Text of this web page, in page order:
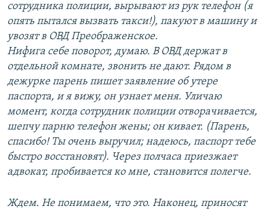
сотрудника полиции, вырывают из рук телефон (я
опять пытался вызвать такси!), пакуют в машину и
увозят в ОВД Преображенское.
Нифига себе поворот, думаю. В ОВД держат в
отдельной комнате, звонить не дают. Рядом в
дежурке парень пишет заявление об утере
паспорта, и я вижу, он узнает меня. Уличаю
момент, когда сотрудник полиции отворачивается,
шепчу парню телефон жены; он кивает. (Парень,
спасибо! Ты очень выручил; надеюсь, паспорт тебе
быстро восстановят). Через полчаса приезжает
адвокат, пробивается ко мне, становится полегче.
Ждем. Не понимаем, что это. Наконец, приносят